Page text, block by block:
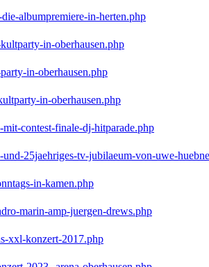
albumpremiere-in-herten.php
in-oberhausen.php
in-oberhausen.php
in-oberhausen.php
mit-contest-finale-dj-hitparade.php
und-25jaehriges-tv-jubilaeum-von-uwe-
in-kamen.php
marin-amp-juergen-drews.php
xxl-konzert-2017.php